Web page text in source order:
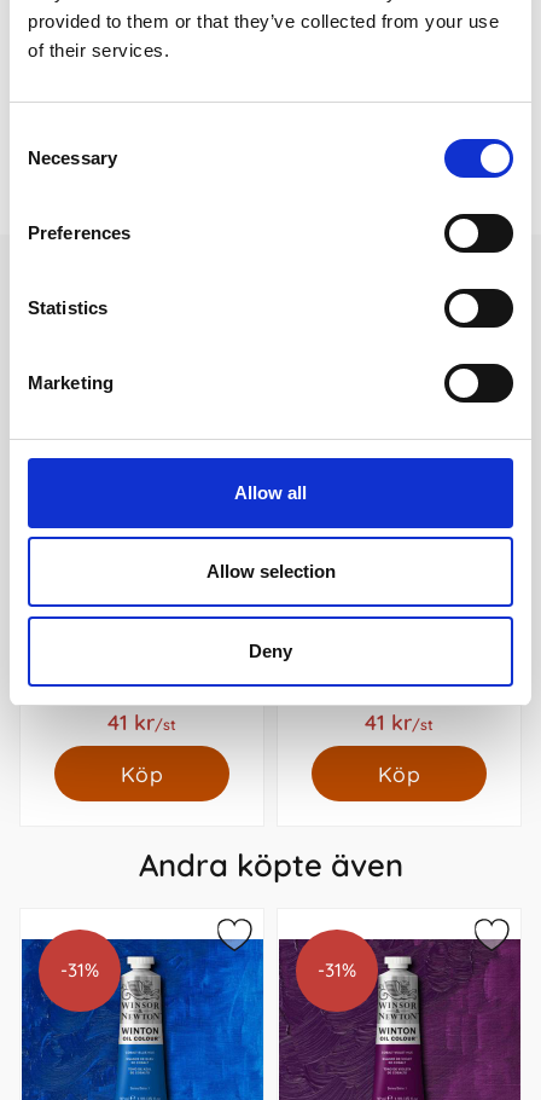
provided to them or that they’ve collected from your use
of their services.
Selection
Necessary
Preferences
Statistics
Marketing
Allow all
Allow selection
Deny
Konstnärsmaterial / Färger /Oljefärg
Prishistorik
-31%
Oljefärg W&N Winton 37ml
(Permanent alizarin crimson
468)
59 kr
41 kr/st
Köp
59 kr
41 kr/st
Köp
Andra köpte även
-31% -31%